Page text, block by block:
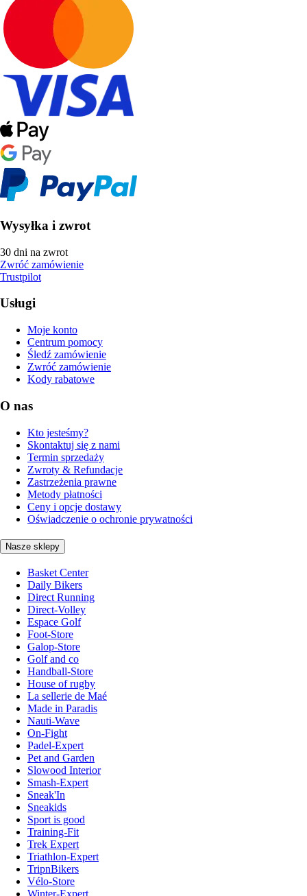
Wysyłka i zwrot
30 dni na zwrot
Zwróć zamówienie
Trustpilot
Usługi
Moje konto
Centrum pomocy
Śledź zamówienie
Zwróć zamówienie
Kody rabatowe
O nas
Kto jesteśmy?
Skontaktuj się z nami
Termin sprzedaży
Zwroty & Refundacje
Zastrzeżenia prawne
Metody płatności
Ceny i opcje dostawy
Oświadczenie o ochronie prywatności
Nasze sklepy
Basket Center
Daily Bikers
Direct Running
Direct-Volley
Espace Golf
Foot-Store
Galop-Store
Golf and co
Handball-Store
House of rugby
La sellerie de Maé
Made in Paradis
Nauti-Wave
On-Fight
Padel-Expert
Pet and Garden
Slowood Interior
Smash-Expert
Sneak'In
Sneakids
Sport is good
Training-Fit
Trek Expert
Triathlon-Expert
TripnBikers
Vélo-Store
Winter-Expert